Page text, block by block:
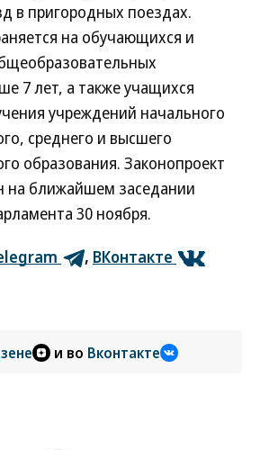
в пригородных поездах.
на обучающихся и
7 лет, а также учащихся
учреждений начального
среднего и высшего
образования. Законопроект
на ближайшем заседании
30 ноября.
, ВКонтакте
и во Вконтакте